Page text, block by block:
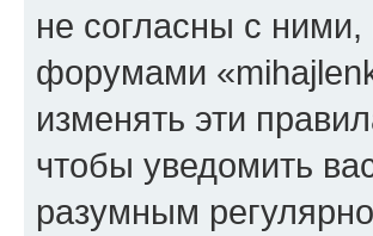
не согласны с ними,
форумами
изменять эти
чтобы уведомить
разумным